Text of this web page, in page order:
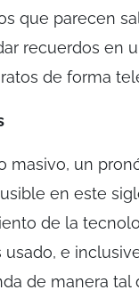
que parecen
recuerdos en
de forma
masivo, un
en este
de la
e
de manera